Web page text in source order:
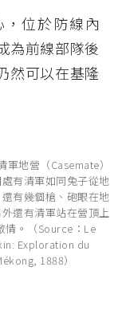
，位於防線內
為前線部隊後
然可以在基隆
軍地營（Casemate）
有清軍如同兔子從地
有幾個槍、砲眼在地
還有清軍站在營頂上
情。（Source：Le
Exploration du
1888）